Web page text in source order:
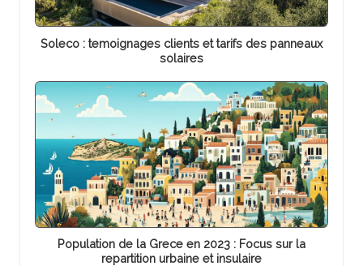
Soleco : temoignages clients et tarifs des panneaux
solaires
Population de la Grece en 2023 : Focus sur la
repartition urbaine et insulaire